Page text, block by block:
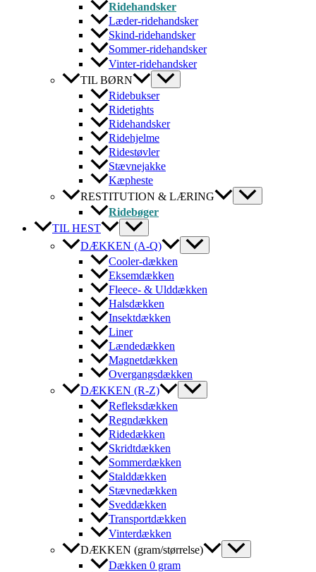
Ridehandsker
Læder-ridehandsker
Skind-ridehandsker
Sommer-ridehandsker
Vinter-ridehandsker
TIL BØRN
Ridebukser
Ridetights
Ridehandsker
Ridehjelme
Ridestøvler
Stævnejakke
Kæpheste
RESTITUTION & LÆRING
Ridebøger
TIL HEST
DÆKKEN (A-Q)
Cooler-dækken
Eksemdækken
Fleece- & Ulddækken
Halsdækken
Insektdækken
Liner
Lændedækken
Magnetdækken
Overgangsdækken
DÆKKEN (R-Z)
Refleksdækken
Regndækken
Ridedækken
Skridtdækken
Sommerdækken
Stalddækken
Stævnedækken
Sveddækken
Transportdækken
Vinterdækken
DÆKKEN (gram/størrelse)
Dækken 0 gram